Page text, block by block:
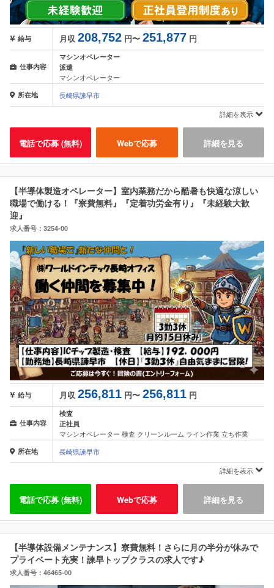
給与 月収 208,752 円〜 251,877 円
仕事内容
マシンオペレーター
派遣
マシンオペレーター
所在地
長崎県諫早市
詳細を表示
電話で応募 (無料) Webで応募 詳細を見る
【半導体製造オペレーター】室内業務だから酷暑も快適な涼しい
職場で働ける！『寮費無料』『定着功労金有り』『未経験大歓
迎』
求人番号：3254-00
給与 月収 256,811 円〜 256,811 円
仕事内容
検査
正社員
マシンオペレーター 検査 クリーンルーム ライン作業 立ち作業
所在地
長崎県諫早市
詳細を表示
電話で応募 (無料) Webで応募 詳細を見る
【半導体設備メンテナンス】寮費無料！さらに月の半分が休みで
プライベート充実！諫早トップクラスの求人です♪
求人番号：46465-00